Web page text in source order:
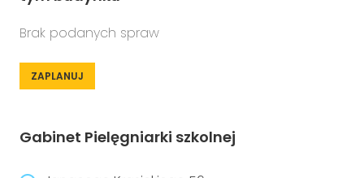
Brak podanych spraw
ZAPLANUJ
Gabinet Pielęgniarki szkolnej